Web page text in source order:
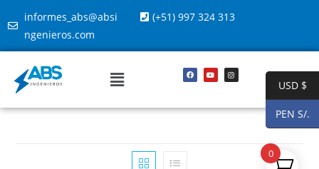
informes_abs@absi
ngenieros.com
(+51) 997 324 313
USD $
PEN S/.
0